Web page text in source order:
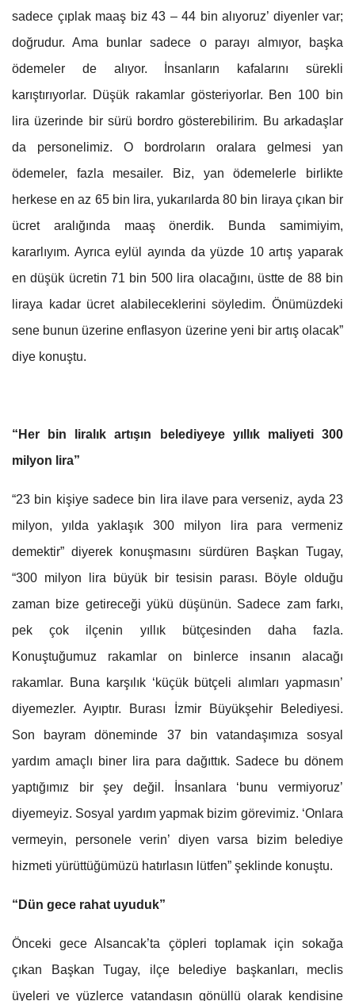
sadece çıplak maaş biz 43 – 44 bin alıyoruz’ diyenler var;
doğrudur. Ama bunlar sadece o parayı almıyor, başka
ödemeler de alıyor. İnsanların kafalarını sürekli
karıştırıyorlar. Düşük rakamlar gösteriyorlar. Ben 100 bin
lira üzerinde bir sürü bordro gösterebilirim. Bu arkadaşlar
da personelimiz. O bordroların oralara gelmesi yan
ödemeler, fazla mesailer. Biz, yan ödemelerle birlikte
herkese en az 65 bin lira, yukarılarda 80 bin liraya çıkan bir
ücret aralığında maaş önerdik. Bunda samimiyim,
kararlıyım. Ayrıca eylül ayında da yüzde 10 artış yaparak
en düşük ücretin 71 bin 500 lira olacağını, üstte de 88 bin
liraya kadar ücret alabileceklerini söyledim. Önümüzdeki
sene bunun üzerine enflasyon üzerine yeni bir artış olacak”
diye konuştu.
“Her bin liralık artışın belediyeye yıllık maliyeti 300
milyon lira”
“23 bin kişiye sadece bin lira ilave para verseniz, ayda 23
milyon, yılda yaklaşık 300 milyon lira para vermeniz
demektir” diyerek konuşmasını sürdüren Başkan Tugay,
“300 milyon lira büyük bir tesisin parası. Böyle olduğu
zaman bize getireceği yükü düşünün. Sadece zam farkı,
pek çok ilçenin yıllık bütçesinden daha fazla.
Konuştuğumuz rakamlar on binlerce insanın alacağı
rakamlar. Buna karşılık ‘küçük bütçeli alımları yapmasın’
diyemezler. Ayıptır. Burası İzmir Büyükşehir Belediyesi.
Son bayram döneminde 37 bin vatandaşımıza sosyal
yardım amaçlı biner lira para dağıttık. Sadece bu dönem
yaptığımız bir şey değil. İnsanlara ‘bunu vermiyoruz’
diyemeyiz. Sosyal yardım yapmak bizim görevimiz. ‘Onlara
vermeyin, personele verin’ diyen varsa bizim belediye
hizmeti yürüttüğümüzü hatırlasın lütfen” şeklinde konuştu.
“Dün gece rahat uyuduk”
Önceki gece Alsancak’ta çöpleri toplamak için sokağa
çıkan Başkan Tugay, ilçe belediye başkanları, meclis
üyeleri ve yüzlerce vatandaşın gönüllü olarak kendisine